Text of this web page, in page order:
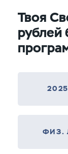
Твоя
ФИЗ.